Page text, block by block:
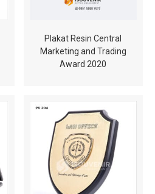
Plakat Resin Central
Marketing and Trading
Award 2020